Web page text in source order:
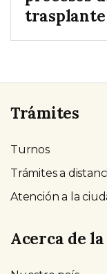
trasplante
Trámites
Turnos
Trámites a
Atención a la
Acerca de